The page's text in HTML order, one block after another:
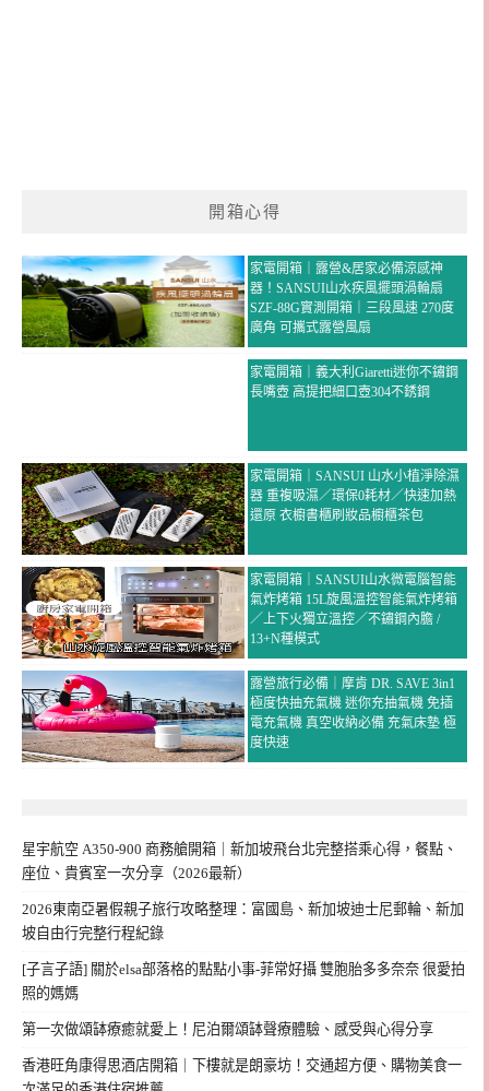
開箱心得
家電開箱｜露營&居家必備涼感神
器！SANSUI山水疾風擺頭渦輪扇
SZF-88G實測開箱｜三段風速 270度
廣角 可攜式露營風扇
家電開箱｜義大利Giaretti迷你不鏽鋼
長嘴壺 高提把細口壺304不銹鋼
家電開箱｜SANSUI 山水小植淨除濕
器 重複吸濕／環保0耗材／快速加熱
還原 衣櫥書櫃刷妝品櫥櫃茶包
家電開箱｜SANSUI山水微電腦智能
氣炸烤箱 15L旋風溫控智能氣炸烤箱
／上下火獨立溫控／不鏽鋼內膽 /
13+N種模式
露營旅行必備｜摩肯 DR. SAVE 3in1
極度快抽充氣機 迷你充抽氣機 免插
電充氣機 真空收納必備 充氣床墊 極
度快速
星宇航空 A350-900 商務艙開箱｜新加坡飛台北完整搭乘心得，餐點、
座位、貴賓室一次分享（2026最新）
2026東南亞暑假親子旅行攻略整理：富國島、新加坡迪士尼郵輪、新加
坡自由行完整行程紀錄
[子言子語] 關於elsa部落格的點點小事-菲常好攝 雙胞胎多多奈奈 很愛拍
照的媽媽
第一次做頌缽療癒就愛上！尼泊爾頌缽聲療體驗、感受與心得分享
香港旺角康得思酒店開箱｜下樓就是朗豪坊！交通超方便、購物美食一